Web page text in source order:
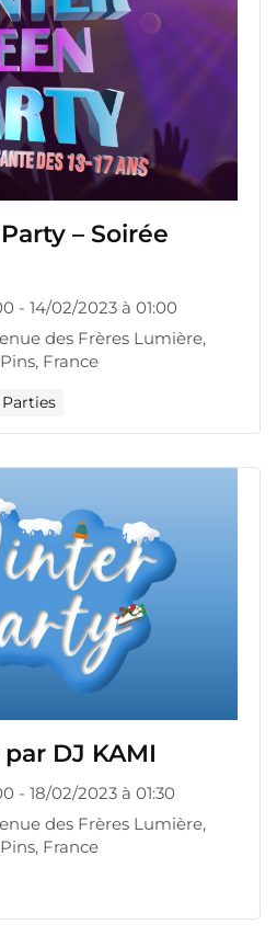
– Soirée
- 14/02/2023 à 01:00
des Frères Lumière,
France
Parties
DJ KAMI
- 18/02/2023 à 01:30
des Frères Lumière,
France